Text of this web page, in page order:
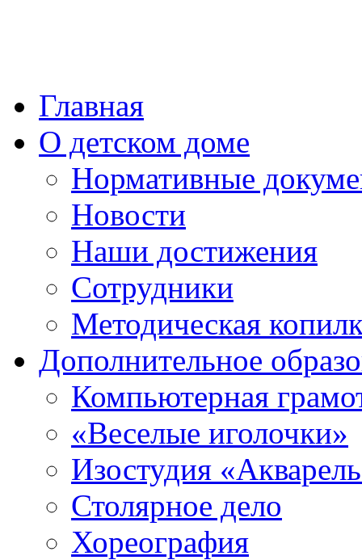
Главная
О детском доме
Нормативные
Новости
Наши достижения
Сотрудники
Методическая
Дополнительное
Компьютерная
«Веселые иголочки»
Изостудия
Столярное дело
Хореография